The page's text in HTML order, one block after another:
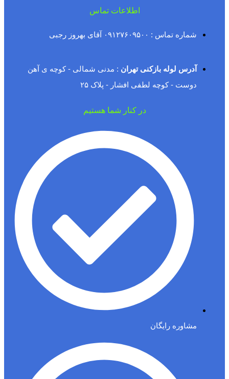
اطلاعات تماس
شماره تماس : ۰۹۱۲۷۶۰۹۵۰۰ آقای بهروز رجبی
آدرس لوله بازکنی تهران : مدنی شمالی - کوچه ی آهن
دوست - کوچه لطفی افشار - پلاک ۲۵
در کنار شما هستیم
مشاوره رایگان